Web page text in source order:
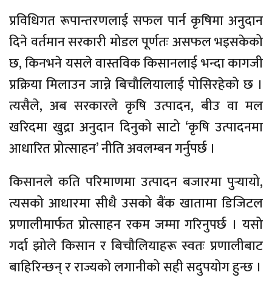
प्रविधिगत रूपान्तरणलाई सफल पार्न कृषिमा अनुदान
दिने वर्तमान सरकारी मोडल पूर्णतः असफल भइसकेको
छ, किनभने यसले वास्तविक किसानलाई भन्दा कागजी
प्रक्रिया मिलाउन जान्ने बिचौलियालाई पोसिरहेको छ ।
त्यसैले, अब सरकारले कृषि उत्पादन, बीउ वा मल
खरिदमा खुद्रा अनुदान दिनुको साटो ‘कृषि उत्पादनमा
आधारित प्रोत्साहन’ नीति अवलम्बन गर्नुपर्छ ।
किसानले कति परिमाणमा उत्पादन बजारमा पुर्‍यायो,
त्यसको आधारमा सीधै उसको बैंक खातामा डिजिटल
प्रणालीमार्फत प्रोत्साहन रकम जम्मा गरिनुपर्छ । यसो
गर्दा झोले किसान र बिचौलियाहरू स्वतः प्रणालीबाट
बाहिरिन्छन् र राज्यको लगानीको सही सदुपयोग हुन्छ ।